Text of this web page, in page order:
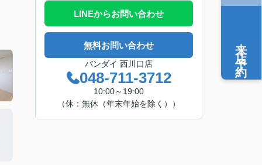
LINEからお問い合わせ
無料お問い合わせ
バンダイ 西川口店
048-711-3712
10:00～19:00
（休：無休（年末年始を除く））
来店予約